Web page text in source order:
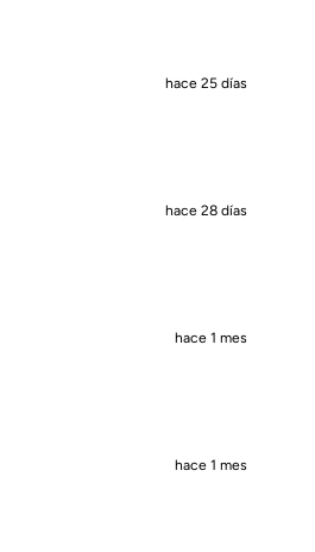
hace 25 días
hace 28 días
hace 1 mes
hace 1 mes